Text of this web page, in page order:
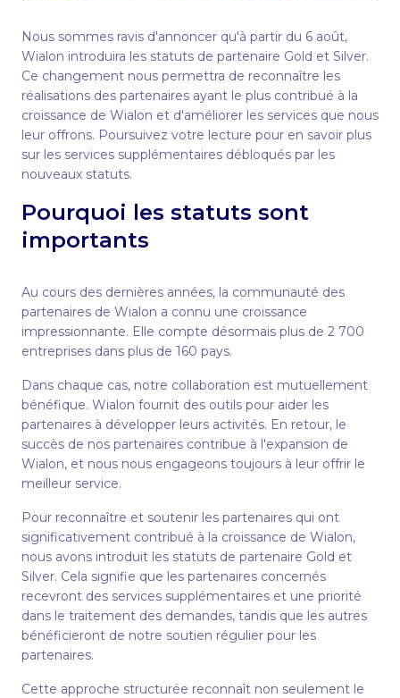
Nous sommes ravis d'annoncer qu'à partir du 6 août,
Wialon introduira les statuts de partenaire Gold et Silver.
Ce changement nous permettra de reconnaître les
réalisations des partenaires ayant le plus contribué à la
croissance de Wialon et d'améliorer les services que nous
leur offrons. Poursuivez votre lecture pour en savoir plus
sur les services supplémentaires débloqués par les
nouveaux statuts.
Pourquoi les statuts sont
importants
Au cours des dernières années, la communauté des
partenaires de Wialon a connu une croissance
impressionnante. Elle compte désormais plus de 2 700
entreprises dans plus de 160 pays.
Dans chaque cas, notre collaboration est mutuellement
bénéfique. Wialon fournit des outils pour aider les
partenaires à développer leurs activités. En retour, le
succès de nos partenaires contribue à l'expansion de
Wialon, et nous nous engageons toujours à leur offrir le
meilleur service.
Pour reconnaître et soutenir les partenaires qui ont
significativement contribué à la croissance de Wialon,
nous avons introduit les statuts de partenaire Gold et
Silver. Cela signifie que les partenaires concernés
recevront des services supplémentaires et une priorité
dans le traitement des demandes, tandis que les autres
bénéficieront de notre soutien régulier pour les
partenaires.
Cette approche structurée reconnaît non seulement le